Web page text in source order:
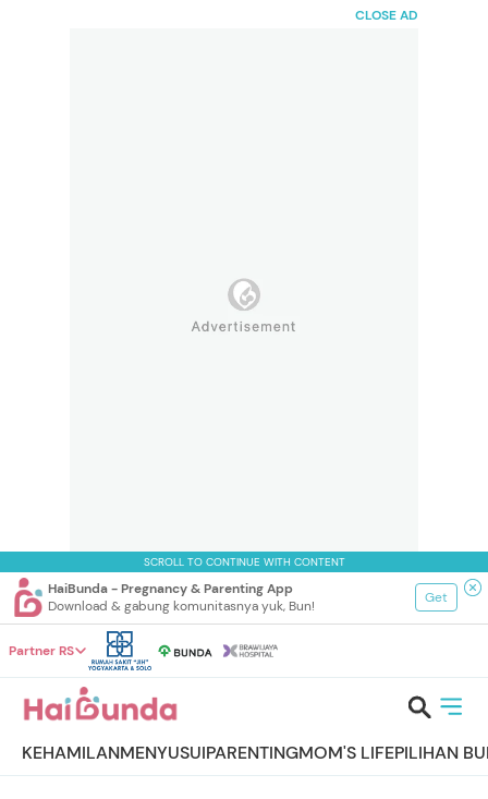
CLOSE AD
SCROLL TO CONTINUE WITH CONTENT
HaiBunda - Pregnancy & Parenting App
Download & gabung komunitasnya yuk, Bun!
Get
Partner RS
KEHAMILANMENYUSUIPARENTINGMOM'S LIFEPILIHAN